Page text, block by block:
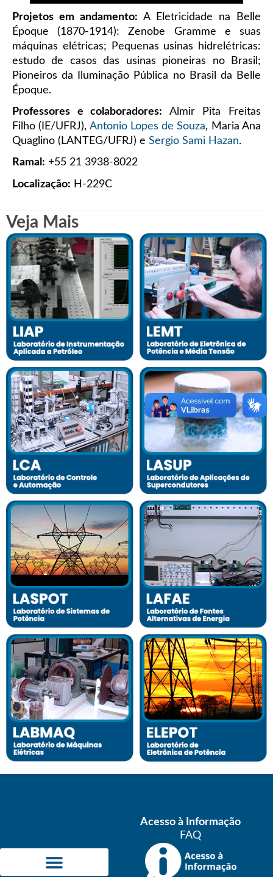
Projetos em andamento: A Eletricidade na Belle
Époque (1870-1914): Zenobe Gramme e suas
máquinas elétricas; Pequenas usinas hidrelétricas:
estudo de casos das usinas pioneiras no Brasil;
Pioneiros da Iluminação Pública no Brasil da Belle
Époque.
Professores e colaboradores: Almir Pita Freitas
Filho (IE/UFRJ), Antonio Lopes de Souza, Maria Ana
Quaglino (LANTEG/UFRJ) e Sergio Sami Hazan.
Ramal: +55 21 3938-8022
Localização: H-229C
Veja Mais
Acesso à Informação
FAQ